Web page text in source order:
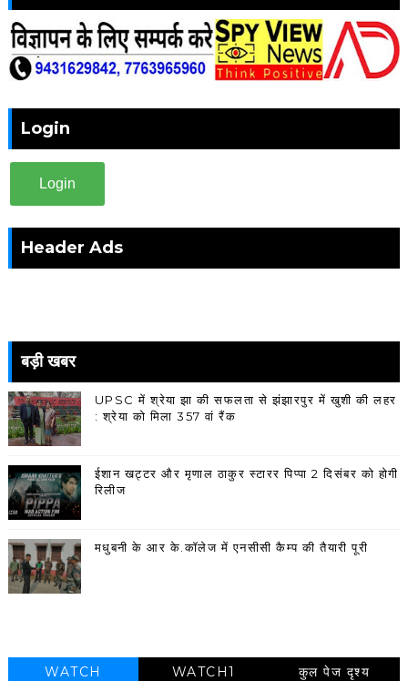
Login
Login
Header Ads
बड़ी खबर
UPSC में श्रेया झा की सफलता से झंझारपुर में खुशी की लहर
: श्रेया को मिला 357 वां रैंक
ईशान खट्टर और मृणाल ठाकुर स्टारर पिप्पा 2 दिसंबर को होगी
रिलीज
मधुबनी के आर के.कॉलेज में एनसीसी कैम्प की तैयारी पूरी
WATCH WATCH1 कुल पेज दृश्य